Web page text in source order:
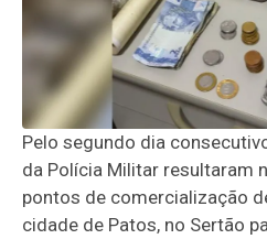
Pelo segundo dia
da Polícia Militar resultaram
pontos de comercialização
cidade de Patos, no Sertão